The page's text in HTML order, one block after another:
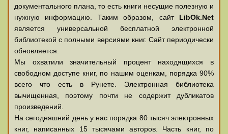
документального плана, то есть книги несущие полезную и
нужную информацию. Таким образом, сайт LibOk.Net
является универсальной бесплатной электронной
библиотекой с полными версиями книг. Сайт периодически
обновляется.
Мы охватили значительный процент находящихся в
свободном доступе книг, по нашим оценкам, порядка 90%
всего что есть в Рунете. Электронная библиотека
вычищенная, поэтому почти не содержит дубликатов
произведений.
На сегодняшний день у нас порядка 80 тысяч электронных
книг, написанных 15 тысячами авторов. Часть книг, по